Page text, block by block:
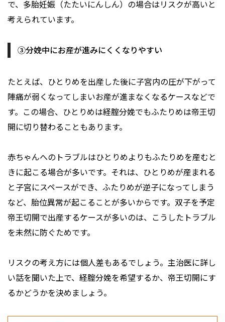
で、多胎妊娠（たたいにんしん）の場合はリスクが高いと
考えられています。
③分娩中にお産が進みにくくなりやすい
たとえば、ひとりめを出産した後に子宮内の圧が下がって
陣痛が弱くなってしまいお産が進まなくなるケースなどで
す。この場合、ひとりめは経腟分娩でもふたりめは帝王切
開に切り替わることもあります。
赤ちゃんへのトラブルはひとりめよりもふたりめを産むと
きに起こる場合が多いです。それは、ひとりめが産まれる
と子宮にスペースができ、ふたりめが逆子になってしまう
など、胎位異常が起こることが多いからです。双子を予定
帝王切開で出産するケースが多いのは、こうしたトラブル
を未然に防ぐためです。
リスクの考え方には個人差もあるでしょう。主治医に詳し
い話を聞いた上で、経腟分娩を希望するか、帝王切開にす
るかどうかを決めましょう。